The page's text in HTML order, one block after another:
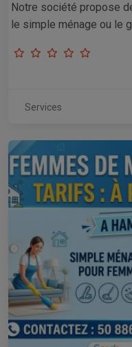
Notre société propose
le simple ménage ou le
Services